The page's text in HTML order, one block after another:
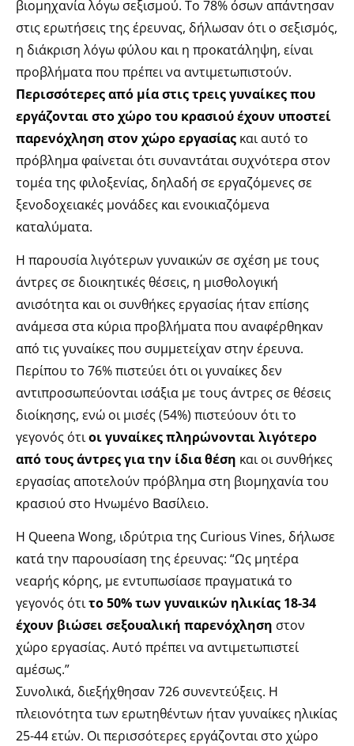
βιομηχανία λόγω σεξισμού. Το 78% όσων απάντησαν
στις ερωτήσεις της έρευνας, δήλωσαν ότι ο σεξισμός,
η διάκριση λόγω φύλου και η προκατάληψη, είναι
προβλήματα που πρέπει να αντιμετωπιστούν.
Περισσότερες από μία στις τρεις γυναίκες που
εργάζονται στο χώρο του κρασιού έχουν υποστεί
παρενόχληση στον χώρο εργασίας και αυτό το
πρόβλημα φαίνεται ότι συναντάται συχνότερα στον
τομέα της φιλοξενίας, δηλαδή σε εργαζόμενες σε
ξενοδοχειακές μονάδες και ενοικιαζόμενα
καταλύματα.
Η παρουσία λιγότερων γυναικών σε σχέση με τους
άντρες σε διοικητικές θέσεις, η μισθολογική
ανισότητα και οι συνθήκες εργασίας ήταν επίσης
ανάμεσα στα κύρια προβλήματα που αναφέρθηκαν
από τις γυναίκες που συμμετείχαν στην έρευνα.
Περίπου το 76% πιστεύει ότι οι γυναίκες δεν
αντιπροσωπεύονται ισάξια με τους άντρες σε θέσεις
διοίκησης, ενώ οι μισές (54%) πιστεύουν ότι το
γεγονός ότιοι γυναίκες πληρώνονται λιγότερο
από τους άντρες για την ίδια θέση και οι συνθήκες
εργασίας αποτελούν πρόβλημα στη βιομηχανία του
κρασιού στο Ηνωμένο Βασίλειο.
Η Queena Wong, ιδρύτρια της Curious Vines, δήλωσε
κατά την παρουσίαση της έρευνας: “Ως μητέρα
νεαρής κόρης, με εντυπωσίασε πραγματικά το
γεγονός ότιτο 50% των γυναικών ηλικίας 18-34
έχουν βιώσει σεξουαλική παρενόχληση στον
χώρο εργασίας. Αυτό πρέπει να αντιμετωπιστεί
αμέσως.”
Συνολικά, διεξήχθησαν 726 συνεντεύξεις. Η
πλειονότητα των ερωτηθέντων ήταν γυναίκες ηλικίας
25-44 ετών. Οι περισσότερες εργάζονται στο χώρο